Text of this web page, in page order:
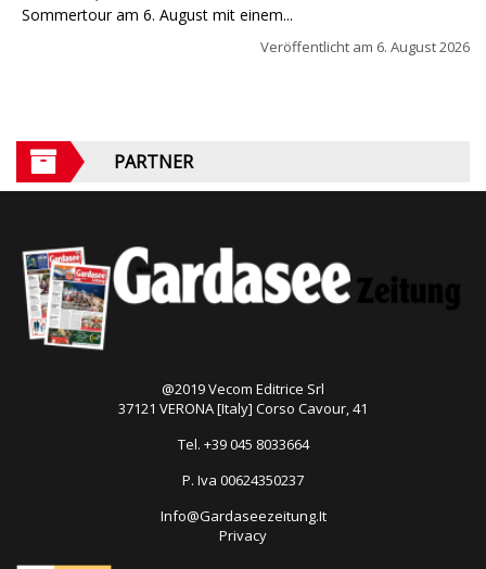
Sommertour am 6. August mit einem...
Veröffentlicht am 6. August 2026
PARTNER
@2019 Vecom Editrice Srl
37121 VERONA [Italy] Corso Cavour, 41
Tel. +39 045 8033664
P. Iva 00624350237
Info@Gardaseezeitung.It
Privacy